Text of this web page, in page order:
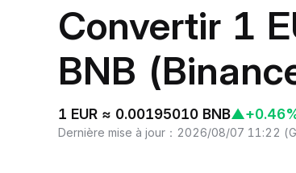
Convertir 1
BNB
1 EUR ≈ 0.00195010 BNB▲
Dernière mise à jour ： 2026/08/07 11:22 (